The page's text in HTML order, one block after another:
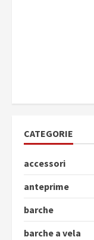
CATEGORIE
accessori
anteprime
barche
barche a vela